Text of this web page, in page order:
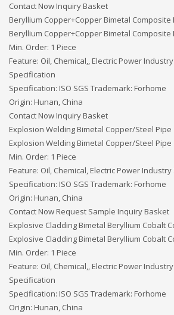
Contact Now Inquiry Basket
Beryllium Copper+Copper Bimetal Composite
Beryllium Copper+Copper Bimetal Composite
Min. Order: 1 Piece
Feature: Oil, Chemical,, Electric Power
Specification
Specification: ISO SGS Trademark: Forhome
Origin: Hunan, China
Contact Now Inquiry Basket
Explosion Welding Bimetal Copper/Steel Pipe
Explosion Welding Bimetal Copper/Steel Pipe
Min. Order: 1 Piece
Feature: Oil, Chemical, Electric Power
Specification: ISO SGS Trademark: Forhome
Origin: Hunan, China
Contact Now Request Sample Inquiry Basket
Explosive Cladding Bimetal Beryllium Cobalt
Explosive Cladding Bimetal Beryllium Cobalt
Min. Order: 1 Piece
Feature: Oil, Chemical,, Electric Power
Specification
Specification: ISO SGS Trademark: Forhome
Origin: Hunan, China